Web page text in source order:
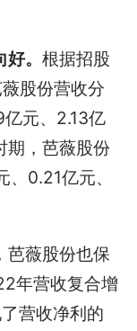
好。根据招股
股份营收分
元、2.13亿
期，芭薇股份
0.21亿元、
芭薇股份也保
年营收复合增
营收净利的